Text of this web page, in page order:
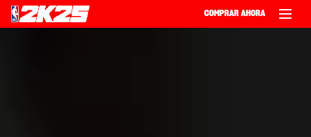
COMPRAR AHORA